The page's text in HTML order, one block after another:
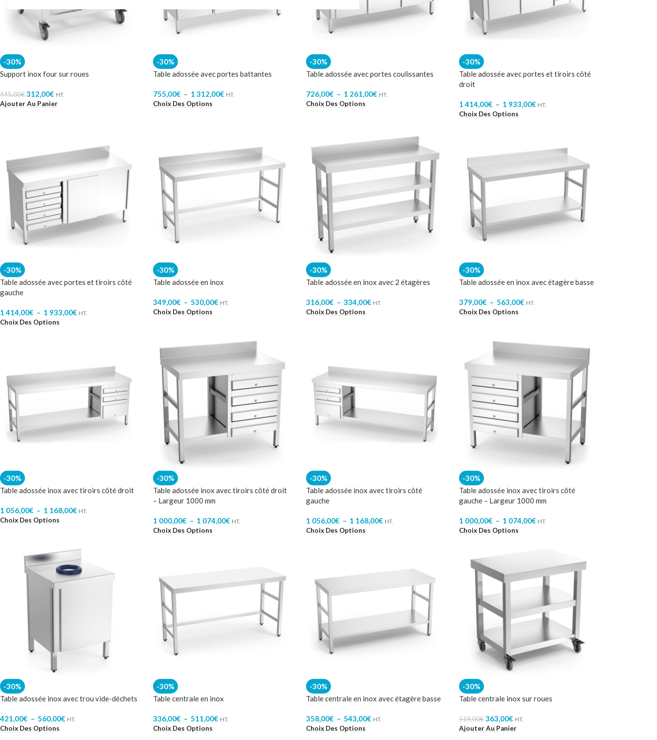
-30%
Support inox four sur roues
445,00€312,00€ HT.
Ajouter Au Panier
-30%
Table adossée avec portes battantes
755,00€ – 1 312,00€ HT.
Choix Des Options
-30%
Table adossée avec portes coulissantes
726,00€ – 1 261,00€ HT.
Choix Des Options
-30%
Table adossée avec portes et tiroirs côté
droit
1 414,00€ – 1 933,00€ HT.
Choix Des Options
-30%
Table adossée avec portes et tiroirs côté
gauche
1 414,00€ – 1 933,00€ HT.
Choix Des Options
-30%
Table adossée en inox
349,00€ – 530,00€ HT.
Choix Des Options
-30%
Table adossée en inox avec 2 étagères
316,00€ – 334,00€ HT.
Choix Des Options
-30%
Table adossée en inox avec étagère basse
379,00€ – 563,00€ HT.
Choix Des Options
-30%
Table adossée inox avec tiroirs côté droit
1 056,00€ – 1 168,00€ HT.
Choix Des Options
-30%
Table adossée inox avec tiroirs côté droit
– Largeur 1000 mm
1 000,00€ – 1 074,00€ HT.
Choix Des Options
-30%
Table adossée inox avec tiroirs côté
gauche
1 056,00€ – 1 168,00€ HT.
Choix Des Options
-30%
Table adossée inox avec tiroirs côté
gauche – Largeur 1000 mm
1 000,00€ – 1 074,00€ HT.
Choix Des Options
-30%
Table adossée inox avec trou vide-déchets
421,00€ – 560,00€ HT.
Choix Des Options
-30%
Table centrale en inox
336,00€ – 511,00€ HT.
Choix Des Options
-30%
Table centrale en inox avec étagère basse
358,00€ – 543,00€ HT.
Choix Des Options
-30%
Table centrale inox sur roues
519,00€363,00€ HT.
Ajouter Au Panier